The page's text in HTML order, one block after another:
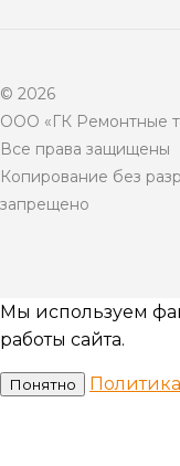
© 2026
ООО «ГК Ремонтные
Все права защищены
Копирование без
запрещено
Мы используем
работы сайта.
Понятно